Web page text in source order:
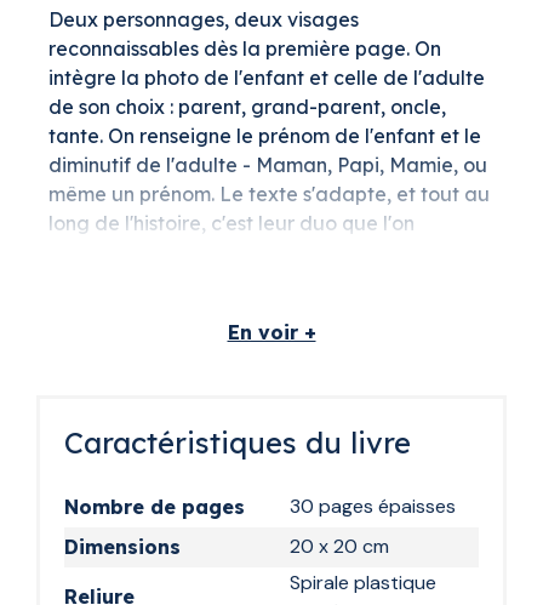
Deux personnages, deux visages
reconnaissables dès la première page. On
intègre la photo de l'enfant et celle de l'adulte
de son choix : parent, grand-parent, oncle,
tante. On renseigne le prénom de l'enfant et le
diminutif de l'adulte - Maman, Papi, Mamie, ou
même un prénom. Le texte s'adapte, et tout au
long de l'histoire, c'est leur duo que l'on
tout dès la première page, jusqu'à 230
entrées jusqu'au
dessert
Au fil des pages, l'enfant prépare dix recettes
aux noms rigolos, avec l'aide de l'adulte qui
En voir +
Caractéristiques du livre
Nombre de pages 30 pages épaisses
Dimensions 20 x 20 cm
Reliure
Spirale plastique